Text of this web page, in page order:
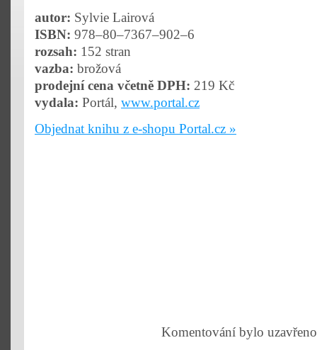
autor: Sylvie Lairová
ISBN: 978–80–7367–902–6
rozsah: 152 stran
vazba: brožová
prodejní cena včetně DPH: 219 Kč
vydala: Portál, www.portal.cz
Objednat knihu z e-shopu Portal.cz »
Komentování bylo